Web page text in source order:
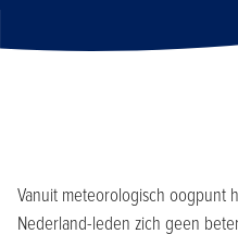
Vanuit meteorologisch oogpunt
Nederland-leden zich geen